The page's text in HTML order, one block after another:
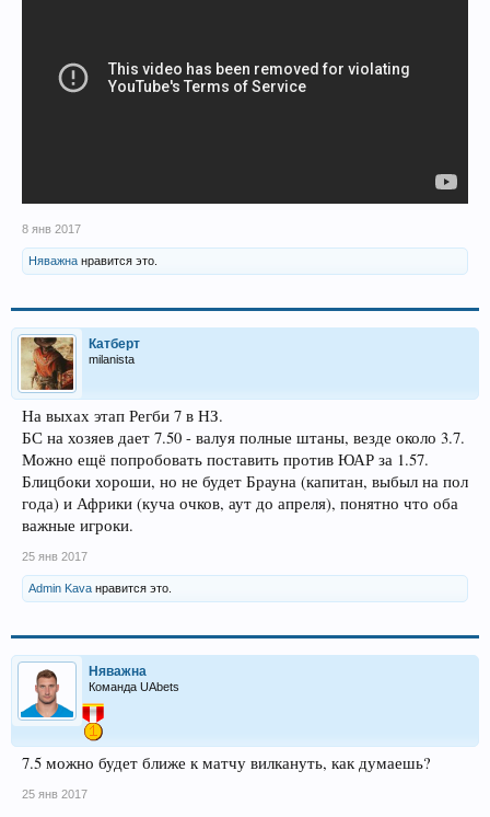
8 янв 2017
Няважна нравится это.
Катберт
milanista
На выхах этап Регби 7 в НЗ.
БС на хозяев дает 7.50 - валуя полные штаны, везде около 3.7.
Можно ещё попробовать поставить против ЮАР за 1.57.
Блицбоки хороши, но не будет Брауна (капитан, выбыл на пол
года) и Африки (куча очков, аут до апреля), понятно что оба
важные игроки.
25 янв 2017
Admin Kava нравится это.
Няважна
Команда UAbets
7.5 можно будет ближе к матчу вилкануть, как думаешь?
25 янв 2017